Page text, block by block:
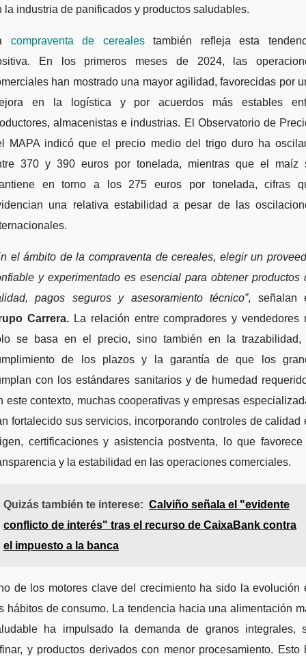
la industria de panificados y productos saludables.
compraventa de cerealestambién refleja esta
En los primeros meses de 2024, las
han mostrado una mayor agilidad, favorecidas por
en la logística y por acuerdos más estables
almacenistas e industrias. El Observatorio de
MAPA indicó que el precio medio del trigo duro ha
370 y 390 euros por tonelada, mientras que el maíz
en torno a los 275 euros por tonelada, cifras
una relativa estabilidad a pesar de las
el ámbito de la compraventa de cereales, elegir un
y experimentado es esencial para obtener productos
pagos seguros y asesoramiento técnico”, señalan
Carrera.La relación entre compradores y vendedores
se basa en el precio, sino también en la trazabilidad,
de los plazos y la garantía de que los
con los estándares sanitarios y de humedad
este contexto, muchas cooperativas y empresas
fortalecido sus servicios, incorporando controles de calidad
certificaciones y asistencia postventa, lo que favorece
y la estabilidad en las operaciones comerciales.
Quizás también te interese: Calviño señala el "evidente
conflicto de interés" tras el recurso de CaixaBank contra
el impuesto a la banca
de los motores clave del crecimiento ha sido la evolución
hábitos de consumo. La tendencia hacia una alimentación
ha impulsado la demanda de granos integrales,
y productos derivados con menor procesamiento. Esto